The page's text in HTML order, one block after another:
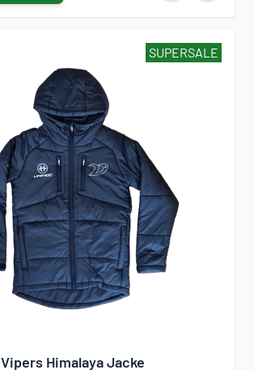
SUPERSALE
Vipers Himalaya Jacke